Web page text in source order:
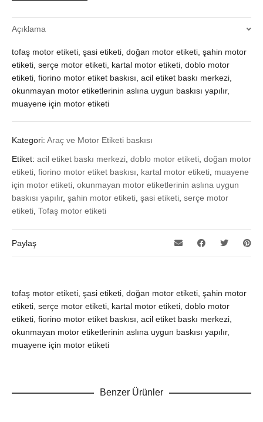
plaka
baskısı
Açıklama
tofaş motor etiketi, şasi etiketi, doğan motor etiketi, şahin motor
etiketi, serçe motor etiketi, kartal motor etiketi, doblo motor
etiketi, fiorino motor etiket baskısı, acil etiket baskı merkezi,
okunmayan motor etiketlerinin aslına uygun baskısı yapılır,
muayene için motor etiketi
Kategori: Araç ve Motor Etiketi baskısı
Etiket: acil etiket baskı merkezi doblo motor etiketi doğan motor
etiketi fiorino motor etiket baskısı kartal motor etiketi muayene
için motor etiketi okunmayan motor etiketlerinin aslına uygun
baskısı yapılır, şahin motor etiketi şasi etiketi serçe motor
etiketi Tofaş motor etiketi
Paylaş
tofaş motor etiketi, şasi etiketi, doğan motor etiketi, şahin motor
etiketi, serçe motor etiketi, kartal motor etiketi, doblo motor
etiketi, fiorino motor etiket baskısı, acil etiket baskı merkezi,
okunmayan motor etiketlerinin aslına uygun baskısı yapılır,
muayene için motor etiketi
Benzer Ürünler